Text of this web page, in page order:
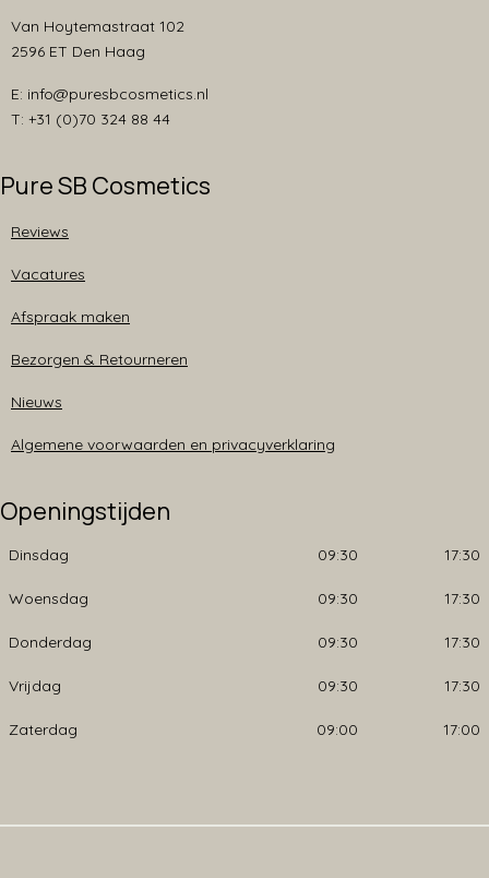
Van Hoytemastraat 102
2596 ET Den Haag
E: info@puresbcosmetics.nl
T: +31 (0)70 324 88 44
Pure SB Cosmetics
Reviews
Vacatures
Afspraak maken
Bezorgen & Retourneren
Nieuws
Algemene voorwaarden en privacyverklaring
Openingstijden
Dinsdag 09:30 17:30
Woensdag 09:30 17:30
Donderdag 09:30 17:30
Vrijdag 09:30 17:30
Zaterdag 09:00 17:00